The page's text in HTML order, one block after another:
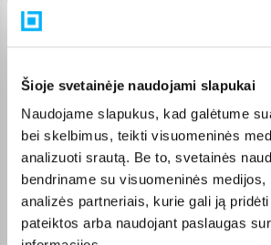
Šioje svetainėje naudojami slapukai
Naudojame slapukus, kad galėtume
bei skelbimus, teikti visuomeninės
analizuoti srautą. Be to, svetainės
bendriname su visuomeninės
analizės partneriais, kurie gali ją
pateiktos arba naudojant paslaugas
terminą visada rasite konkrečios prekės
kurjeriu arba atsiėmimą BIGBOX.LT biure
Pirkėjų atsiliepimai